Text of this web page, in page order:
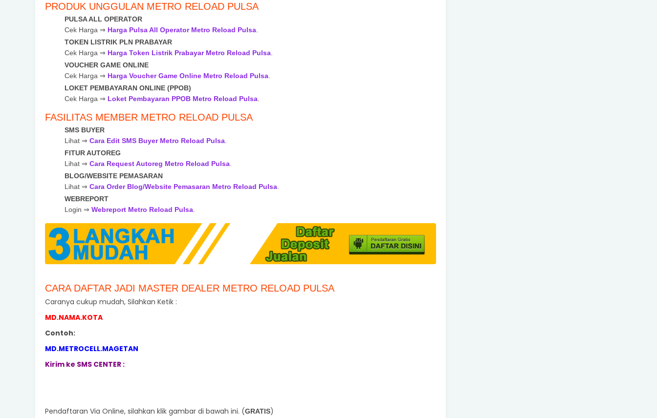
PRODUK UNGGULAN METRO RELOAD PULSA
PULSA ALL OPERATOR
Cek Harga ⇒ Harga Pulsa All Operator Metro Reload Pulsa
TOKEN LISTRIK PLN PRABAYAR
Cek Harga ⇒ Harga Token Listrik Prabayar Metro Reload Pulsa
VOUCHER GAME ONLINE
Cek Harga ⇒ Harga Voucher Game Online Metro Reload Pulsa
LOKET PEMBAYARAN ONLINE (PPOB)
Cek Harga ⇒ Loket Pembayaran PPOB Metro Reload Pulsa
FASILITAS MEMBER METRO RELOAD PULSA
SMS BUYER
Lihat ⇒ Cara Edit SMS Buyer Metro Reload Pulsa.
FITUR AUTOREG
Lihat ⇒ Cara Request Autoreg Metro Reload Pulsa.
BLOG/WEBSITE PEMASARAN
Lihat ⇒ Cara Order Blog/Website Pemasaran Metro Reload Pulsa.
WEBREPORT
Login ⇒ Webreport Metro Reload Pulsa.
CARA DAFTAR JADI MASTER DEALER METRO RELOAD PULSA
Caranya cukup mudah, Silahkan Ketik :
MD.NAMA.KOTA
Contoh:
MD.METROCELL.MAGETAN
Kirim ke SMS CENTER :
Pendaftaran Via Online, silahkan klik gambar di bawah ini. (GRATIS)